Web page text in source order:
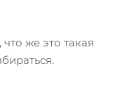
же это такая